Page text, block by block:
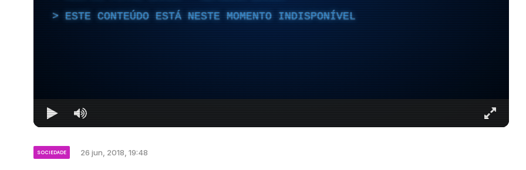
ESTE CONTEÚDO ESTÁ NESTE MOMENTO INDISPONÍVEL
SOCIEDADE 26 jun, 2018, 19:48